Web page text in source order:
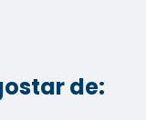
de: